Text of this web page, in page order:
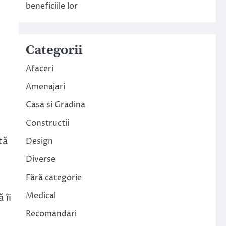
îi
beneficiile lor
Categorii
Afaceri
Amenajari
Casa si Gradina
Constructii
Design
Diverse
Fără categorie
Medical
Recomandari